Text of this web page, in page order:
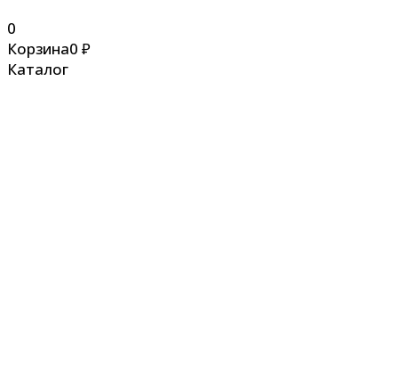
0
Корзина0 ₽
Каталог